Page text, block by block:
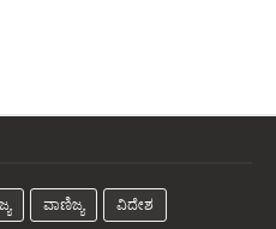
ವಾಣಿಜ್ಯ ವಿದೇಶ